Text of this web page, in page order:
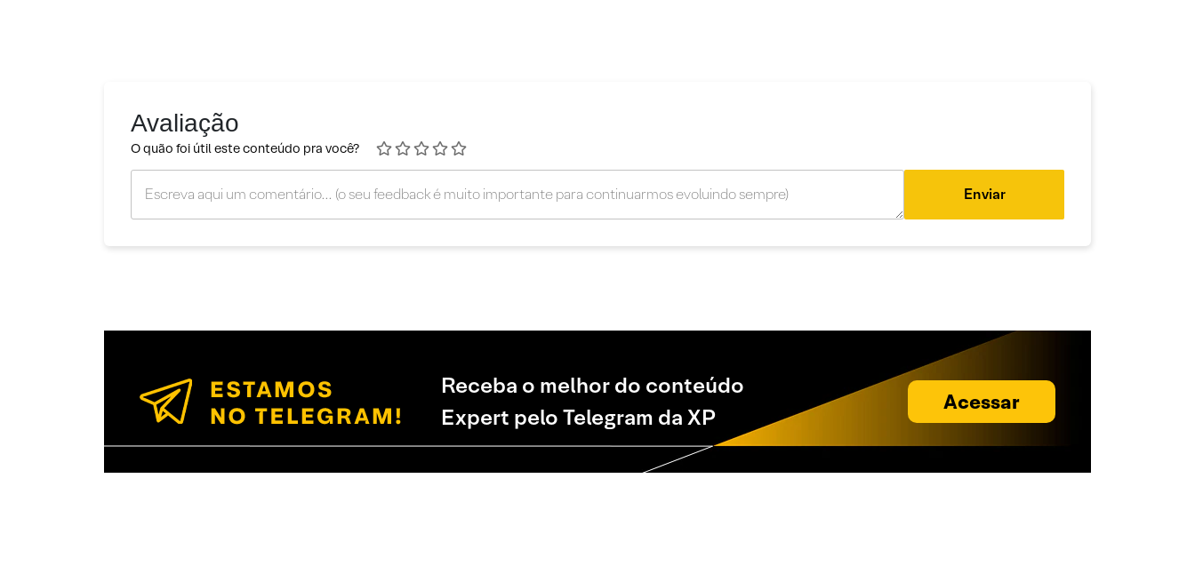
Avaliação
O quão foi útil este conteúdo pra você?
Enviar
Receba o melhor do conteúdo
Expert pelo Telegram da XP
Acessar